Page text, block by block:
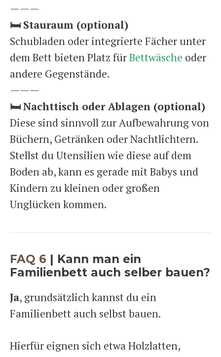
———
🛏️ Stauraum (optional)
Schubladen oder integrierte Fächer unter
dem Bett bieten Platz fürBettwäsche oder
andere Gegenstände.
———
🛏️Nachttisch oder Ablagen (optional)
Diese sind sinnvoll zur Aufbewahrung von
Büchern, Getränken oder Nachtlichtern.
Stellst du Utensilien wie diese auf dem
Boden ab, kann es gerade mit Babys und
Kindern zu kleinen oder großen
Unglücken kommen.
FAQ 6 | Kann man ein
Familienbett auch selber bauen?
Ja, grundsätzlich kannst du ein
Familienbett auch selbst bauen.
Hierfür eignen sich etwa Holzlatten,